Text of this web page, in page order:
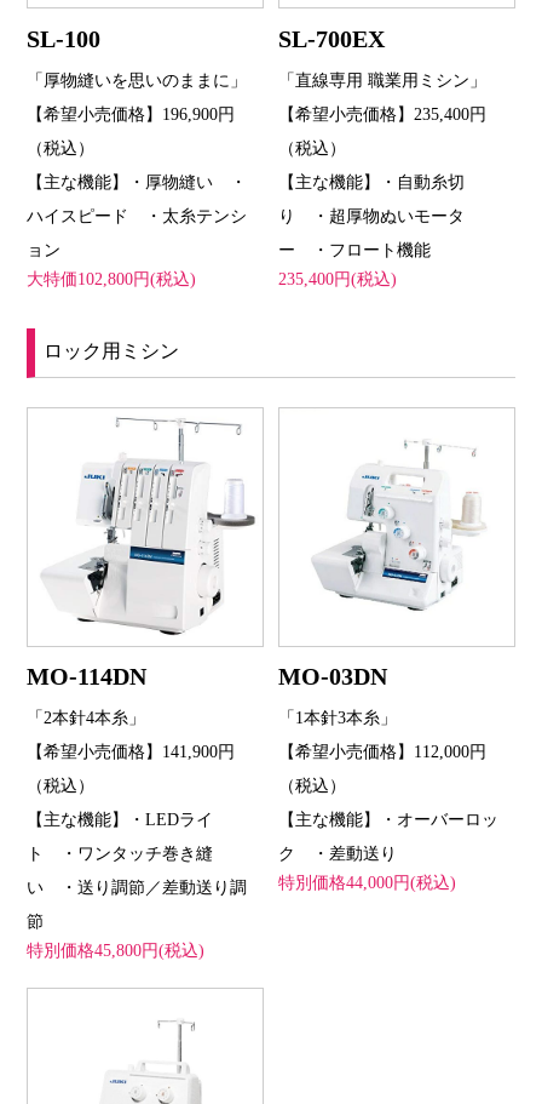
SL-100
「厚物縫いを思いのままに」
【希望小売価格】196,900円
（税込）
【主な機能】・厚物縫い ・
ハイスピード ・太糸テンシ
ョン
大特価102,800円(税込)
SL-700EX
「直線専用 職業用ミシン」
【希望小売価格】235,400円
（税込）
【主な機能】・自動糸切
り ・超厚物ぬいモータ
ー ・フロート機能
235,400円(税込)
ロック用ミシン
MO-114DN
「2本針4本糸」
【希望小売価格】141,900円
（税込）
【主な機能】・LEDライ
ト ・ワンタッチ巻き縫
い ・送り調節／差動送り調
節
特別価格45,800円(税込)
MO-03DN
「1本針3本糸」
【希望小売価格】112,000円
（税込）
【主な機能】・オーバーロッ
ク ・差動送り
特別価格44,000円(税込)